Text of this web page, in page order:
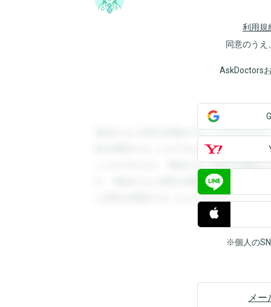
利用規
同意のうえ
AskDoctors
登録すると回答を閲覧することができま
答を閲覧することができます。登録する
ことができます。登録すると回答を閲覧
す。登録すると回答を閲覧することがで
と回答を閲覧することができます。
※個人の
メー